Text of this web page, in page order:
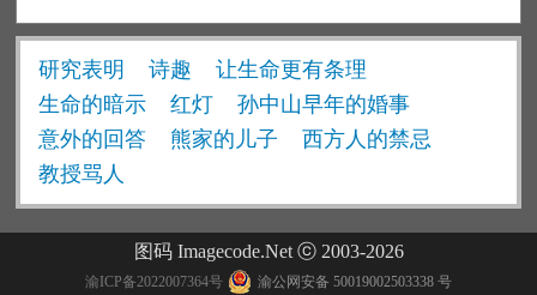
研究表明 诗趣
让生命更有条理
生命的暗示
红灯
孙中山早年的婚事
意外的回答
熊家的儿子
西方人的禁忌
教授骂人
图码 Imagecode.Net ⓒ 2003-2026
渝ICP备2022007364号 渝公网安备 50019002503338 号